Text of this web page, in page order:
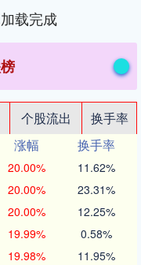
载完成
个股流出
换手率
涨幅
换手率
20.00% 11.62%
20.00% 23.31%
20.00% 12.25%
19.99% 0.58%
19.98% 11.95%